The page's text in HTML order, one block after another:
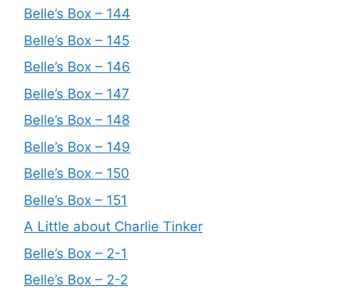
Belle’s Box – 144
Belle’s Box – 145
Belle’s Box – 146
Belle’s Box – 147
Belle’s Box – 148
Belle’s Box – 149
Belle’s Box – 150
Belle’s Box – 151
A Little about Charlie Tinker
Belle’s Box – 2-1
Belle’s Box – 2-2